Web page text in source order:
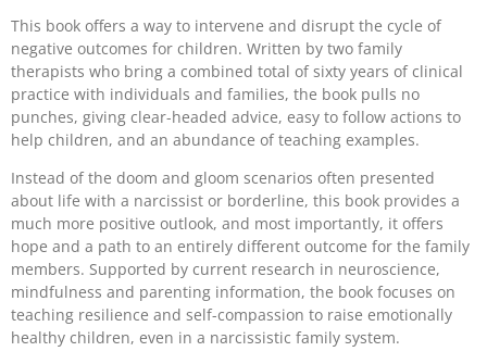
This book offers a way to intervene and disrupt the cycle of
negative outcomes for children. Written by two family
therapists who bring a combined total of sixty years of clinical
practice with individuals and families, the book pulls no
punches, giving clear-headed advice, easy to follow actions to
help children, and an abundance of teaching examples.
Instead of the doom and gloom scenarios often presented
about life with a narcissist or borderline, this book provides a
much more positive outlook, and most importantly, it offers
hope and a path to an entirely different outcome for the family
members. Supported by current research in neuroscience,
mindfulness and parenting information, the book focuses on
teaching resilience and self-compassion to raise emotionally
healthy children, even in a narcissistic family system.